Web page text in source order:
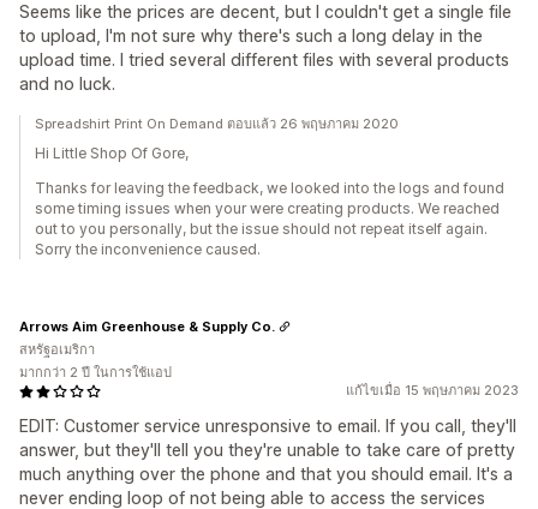
Seems like the prices are decent, but I couldn't get a single file
to upload, I'm not sure why there's such a long delay in the
upload time. I tried several different files with several products
and no luck.
Spreadshirt Print On Demand ตอบแล้ว 26 พฤษภาคม 2020
Hi Little Shop Of Gore,
Thanks for leaving the feedback, we looked into the logs and found
some timing issues when your were creating products. We reached
out to you personally, but the issue should not repeat itself again.
Sorry the inconvenience caused.
แก้ไขเมื่อ 15 พฤษภาคม 2023
EDIT: Customer service unresponsive to email. If you call, they'll
answer, but they'll tell you they're unable to take care of pretty
much anything over the phone and that you should email. It's a
never ending loop of not being able to access the services
Arrows Aim Greenhouse & Supply Co.
สหรัฐอเมริกา
มากกว่า 2 ปี ในการใช้แอป